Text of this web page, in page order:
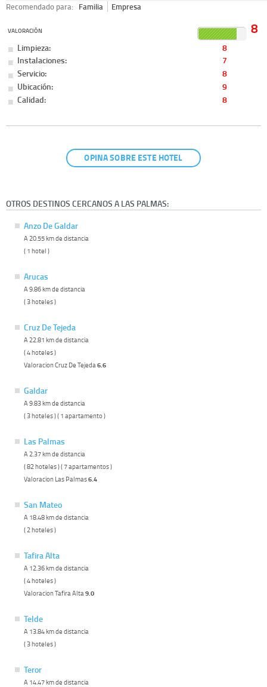
Recomendado para: Familia Empresa
VALORACIÓN 8
Limpieza:
8
Instalaciones:
7
Servicio:
8
Ubicación:
9
Calidad:
8
OPINA SOBRE ESTE HOTEL
OTROS DESTINOS CERCANOS A LAS PALMAS:
Anzo De Galdar
A 20.55 km de distancia
( 1 hotel )
Arucas
A 9.86 km de distancia
( 3 hoteles )
Cruz De Tejeda
A 22.81 km de distancia
( 4 hoteles )
Valoracion Cruz De Tejeda 6.6
Galdar
A 9.83 km de distancia
( 3 hoteles ) ( 1 apartamento )
Las Palmas
A 2.37 km de distancia
( 82 hoteles ) ( 7 apartamentos )
Valoracion Las Palmas6.4
San Mateo
A 18.48 km de distancia
( 2 hoteles )
Tafira Alta
A 12.36 km de distancia
( 4 hoteles )
Valoracion Tafira Alta 9.0
Telde
A 13.84 km de distancia
( 3 hoteles )
Teror
A 14.47 km de distancia